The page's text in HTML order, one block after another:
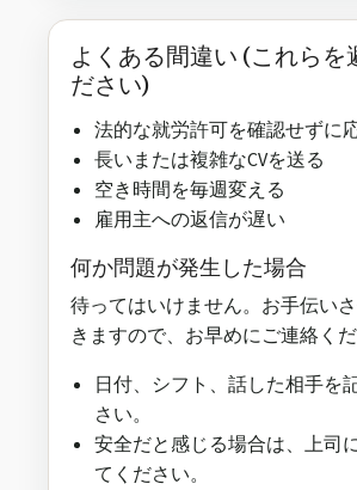
よくある間違い (これらを
ださい)
法的な就労許可を確認せずに
長いまたは複雑なCVを送る
空き時間を毎週変える
雇用主への返信が遅い
何か問題が発生した場合
待ってはいけません。お手伝い
きますので、お早めにご連絡くだ
日付、シフト、話した相手を
さい。
安全だと感じる場合は、上司
てください。